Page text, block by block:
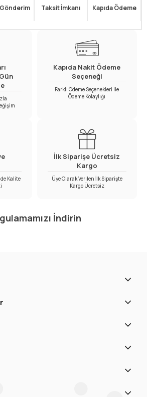
Gönderim Taksit İmkanı Kapıda Ödeme
Kapıda Nakit Ödeme
Seçeneği
Farklı Ödeme Seçenekleri ile
Ödeme Kolaylığı
Kalite
İlk Siparişe Ücretsiz
Kargo
Üye Olarak Verilen İlk Siparişte
Kargo Ücretsiz
İndirin